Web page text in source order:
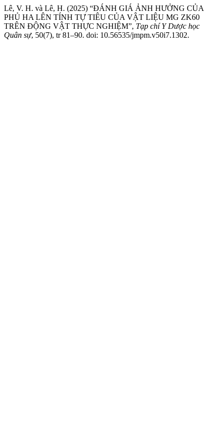
Lê, V. H. và Lê, H. (2025) “ĐÁNH GIÁ ẢNH HƯỞNG CỦA
PHỦ HA LÊN TÍNH TỰ TIÊU CỦA VẬT LIỆU MG ZK60
TRÊN ĐỘNG VẬT THỰC NGHIỆM”, Tạp chí Y Dược học
Quân sự, 50(7), tr 81–90. doi: 10.56535/jmpm.v50i7.1302.